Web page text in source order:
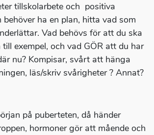
tillskolarbete och positiva
behöver ha en plan, hitta vad som
Vad behövs för att du ska
exempel, och vad GÖR att du har
nu? Kompisar, svårt att hänga
läs/skriv svårigheter ? Annat?
på puberteten, då händer
hormoner gör att mående och